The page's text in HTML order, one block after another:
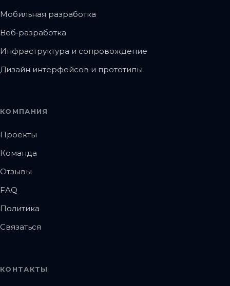
Мобильная разработка
Веб‑разработка
Инфраструктура и сопровождение
Дизайн интерфейсов и прототипы
КОМПАНИЯ
Проекты
Команда
Отзывы
FAQ
Политика
Связаться
КОНТАКТЫ